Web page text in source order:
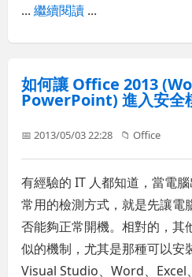
...繼續閱讀 ...
如何讓 Office 2013
PowerPoint) 進入安全
📅 2013/05/03 22:28 📁Office
有經驗的 IT 人都知道，當電
常用的檢測方式，就是先讓電
否能夠正常開機。相對的，其
似的機制，尤其是那種可以安
Visual Studio、Word、